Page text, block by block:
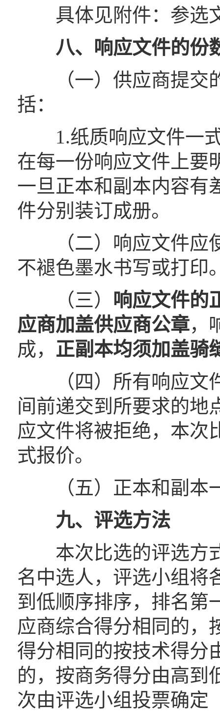
具体见附件：参选
八、 响应文件的份
（一）供应商提交的
括：
1.纸质响应文件一
在每一份响应文件上要
一旦正本和副本内容有
件分别装订成册。
（二）响应文件应使
不褪色墨水书写或打印
（三） 响应文件的
应商加盖供应商公章，
成， 正副本均须加盖骑
（四）所有响应文件
间前递交到所要求的地
应文件将被拒绝，本次
式报价。
（五）正本和副本
九、评选方法
本次比选的评选方式
名中选人，评选小组将
到低顺序排序，排名第
应商综合得分相同的，
得分相同的按技术得分
的，按商务得分由高到
次由评选小组投票确定